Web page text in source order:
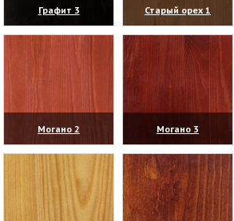
Графит 3
(увеличить)
Старый орех 1
(увеличить)
Могано 2
(увеличить)
Могано 3
(увеличить)